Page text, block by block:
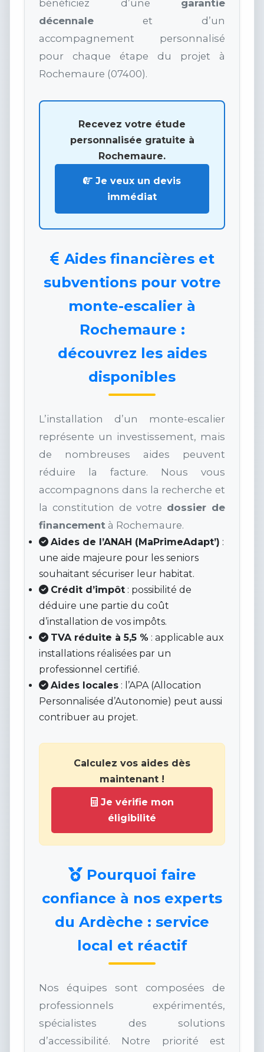
bénéficiez d’une garantie
décennale et d’un
accompagnement personnalisé
pour chaque étape du projet à
Rochemaure (07400).
Recevez votre étude
personnalisée gratuite à
Rochemaure.
Je veux un devis
immédiat
Aides financières et
subventions pour votre
monte-escalier à
Rochemaure :
découvrez les aides
disponibles
L’installation d’un monte-escalier
représente un investissement, mais
de nombreuses aides peuvent
réduire la facture. Nous vous
accompagnons dans la recherche et
la constitution de votre dossier de
financement à Rochemaure.
Aides de l’ANAH (MaPrimeAdapt’) :
une aide majeure pour les seniors
souhaitant sécuriser leur habitat.
Crédit d’impôt : possibilité de
déduire une partie du coût
d’installation de vos impôts.
TVA réduite à 5,5 % : applicable aux
installations réalisées par un
professionnel certifié.
Aides locales : l’APA (Allocation
Personnalisée d’Autonomie) peut aussi
contribuer au projet.
Calculez vos aides dès
maintenant !
Je vérifie mon
éligibilité
Pourquoi faire
confiance à nos experts
du Ardèche : service
local et réactif
Nos équipes sont composées de
professionnels expérimentés,
spécialistes des solutions
d’accessibilité. Notre priorité est